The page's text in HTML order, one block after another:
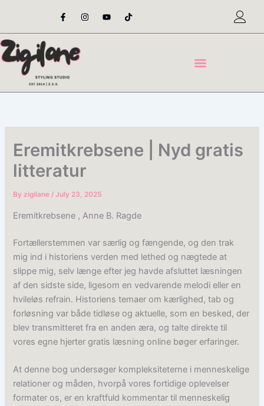
content
F
a
e
o
o
-
I
n
t
Y
o
t
T
i
t
Eremitkrebsene | Nyd gratis
litteratur
Byzigilane/July 23, 2025
Eremitkrebsene , Anne B. Ragde
Fortællerstemmen var særlig og fængende, og den trak
mig ind i historiens verden med lethed og nægtede at
slippe mig, selv længe efter jeg havde afsluttet læsningen
af den sidste side, ligesom en vedvarende melodi eller en
hvileløs refrain. Historiens temaer om kærlighed, tab og
forløsning var både tidløse og aktuelle, som en besked, der
blev transmitteret fra en anden æra, og talte direkte til
vores egne hjerter gratis læsning online bøger erfaringer.
At denne bog undersøger kompleksiteterne i menneskelige
relationer og måden, hvorpå vores fortidige oplevelser
formater os, er en kraftfuld kommentar til menneskelig